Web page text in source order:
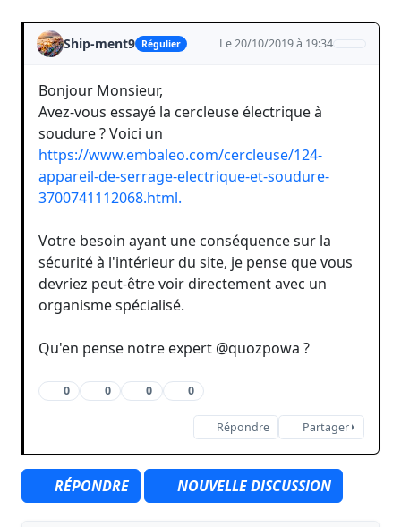
Ship-ment9 Régulier Le 20/10/2019 à 19:34
Bonjour Monsieur,
Avez-vous essayé la cercleuse électrique à
soudure ? Voici un
https://www.embaleo.com/cercleuse/124-
appareil-de-serrage-electrique-et-soudure-
3700741112068.html.
Votre besoin ayant une conséquence sur la
sécurité à l'intérieur du site, je pense que vous
devriez peut-être voir directement avec un
organisme spécialisé.
Qu'en pense notre expert @quozpowa ?
0 0 0 0
Répondre Partager
RÉPONDRE NOUVELLE DISCUSSION